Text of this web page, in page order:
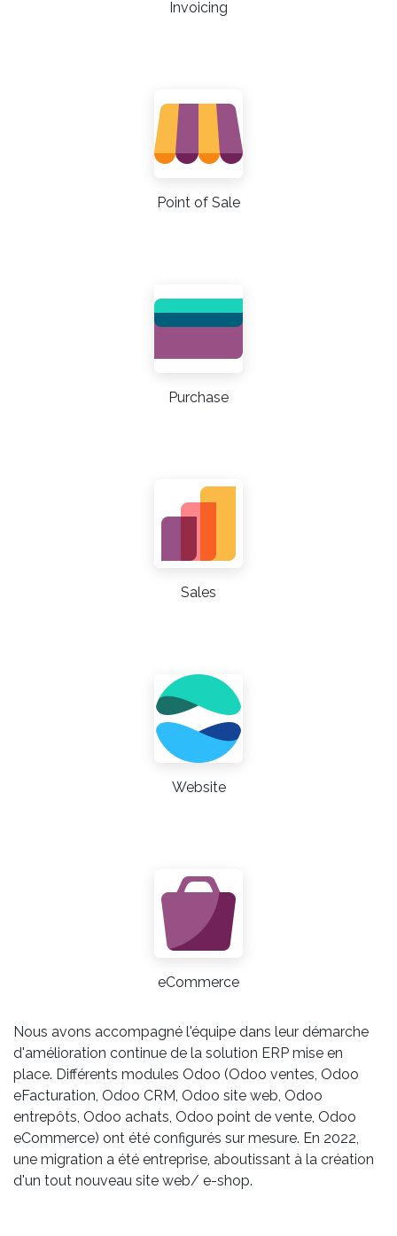
Invoicing
Point of Sale
Purchase
Sales
Website
eCommerce
Nous avons accompagné l'équipe dans leur démarche
d'amélioration continue de la solution ERP mise en
place. Différents modules Odoo (Odoo ventes, Odoo
eFacturation, Odoo CRM, Odoo site web, Odoo
entrepôts, Odoo achats, Odoo point de vente, Odoo
eCommerce) ont été configurés sur mesure. En 2022,
une migration a été entreprise, aboutissant à la création
d'un tout nouveau site web/ e-shop.